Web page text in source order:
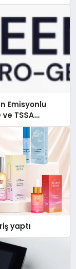
Emisyonlu
TSSA
yaptı